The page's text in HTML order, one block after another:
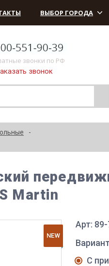
ВЫБОР ГОРОДА
звонки по РФ
звонок
Martin
NEW
Арт:
С